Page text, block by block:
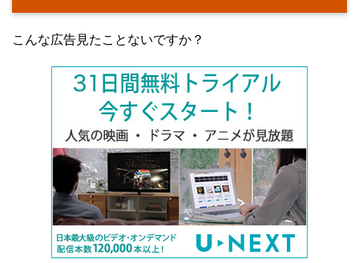
こんな広告見たことないですか？